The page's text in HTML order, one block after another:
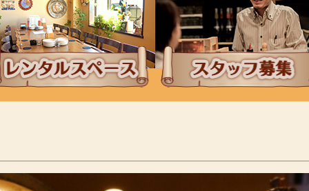
チタイムにレンタルスペース 採用情報・スタッフ